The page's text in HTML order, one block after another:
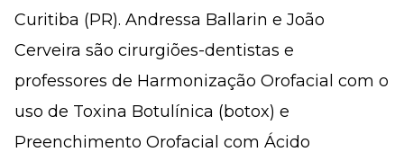
Curitiba (PR). Andressa Ballarin e João
Cerveira são cirurgiões-dentistas e
professores de Harmonização Orofacial com o
uso de Toxina Botulínica (botox) e
Preenchimento Orofacial com Ácido